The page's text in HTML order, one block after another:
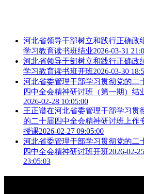
河北省领导干部树立和践行正确政
学习教育读书班结业2026-03-31
河北省领导干部树立和践行正确政
学习教育读书班开班2026-03-30
河北省委管理干部学习贯彻党的二
四中全会精神研讨班（第一期）结
2026-02-28 10:05:00
王正谱在河北省委管理干部学习贯
的二十届四中全会精神研讨班上作
授课2026-02-27 09:05:00
河北省委管理干部学习贯彻党的二
四中全会精神研讨班开班2026-02-25
23:05:03